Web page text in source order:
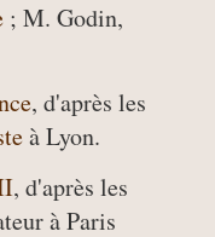
; M. Godin,
, d'après les
à Lyon.
, d'après les
à Paris